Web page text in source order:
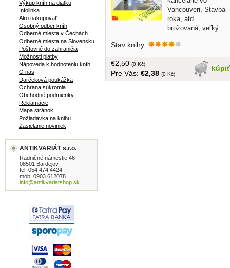
Vancouveri, Stavba
roka, atd...
brožovaná, veľký
Stav knihy:
kúpiť
€2,50 (0 Kč)
Pre Vás: €2,38 (0 Kč)
Výkup kníh na diaľku
Infolinka
Ako nakupovať
Osobný odber kníh
Odberné miesta v Čechách
Odberné miesta na Slovensku
Poštovné do zahraničia
Možnosti platby
Nápoveda k hodnoteniu kníh
O nás
Darčeková poukážka
Ochrana súkromia
Obchodné podmienky
Reklamácie
Mapa stránok
Požiadavka na knihu
Zasielanie noviniek
ANTIKVARIÁT s.r.o.
Radničné námestie 46
08501 Bardejov
tel: 054 474 4424
mob: 0903 612078
info@antikvariatshop.sk